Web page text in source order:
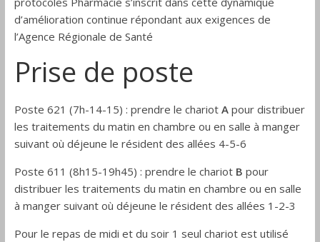
d’amélioration continue répondant aux exigences de
l’Agence Régionale de Santé
Prise de poste
Poste 621 (7h-14-15) : prendre le chariotApour distribuer
les traitements du matin en chambre ou en salle à manger
suivant où déjeune le résident des allées 4-5-6
Poste 611 (8h15-19h45) : prendre le chariot B pour
distribuer les traitements du matin en chambre ou en salle
à manger suivant où déjeune le résident des allées 1-2-3
Pour le repas de midi et du soir 1 seul chariot est utilisé